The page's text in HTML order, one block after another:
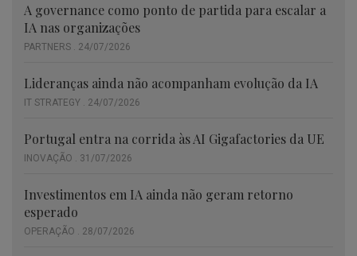
A governance como ponto de partida para escalar a
IA nas organizações
PARTNERS . 24/07/2026
Lideranças ainda não acompanham evolução da IA
IT STRATEGY . 24/07/2026
Portugal entra na corrida às AI Gigafactories da UE
INOVAÇÃO . 31/07/2026
Investimentos em IA ainda não geram retorno
esperado
OPERAÇÃO . 28/07/2026